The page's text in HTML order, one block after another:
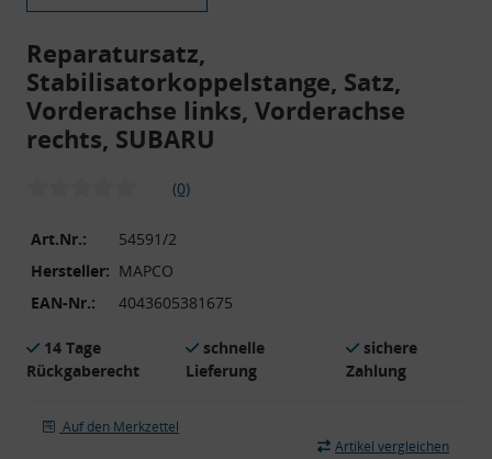
Reparatursatz,
Stabilisatorkoppelstange, Satz,
Vorderachse links, Vorderachse
rechts, SUBARU
(0)
Art.Nr.:
54591/2
Hersteller: MAPCO
EAN-Nr.:
4043605381675
14 Tage
Rückgaberecht
schnelle
Lieferung
sichere
Zahlung
Auf den Merkzettel
Artikel vergleichen